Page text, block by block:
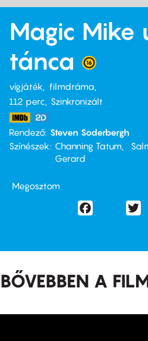
Magic Mike
tánca
vígjáték
filmdráma
112 perc,
Szinkronizált
Rendező Steven Soderbergh
Színészek
Channing Tatum
Gerard
Megosztom
Facebook
BŐVEBBEN A